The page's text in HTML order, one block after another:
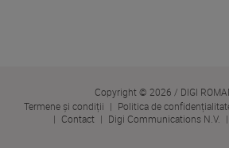
Copyright © 2026 / DIGI
Termene și condiții
Politica de
Contact
Digi Communications N.V.